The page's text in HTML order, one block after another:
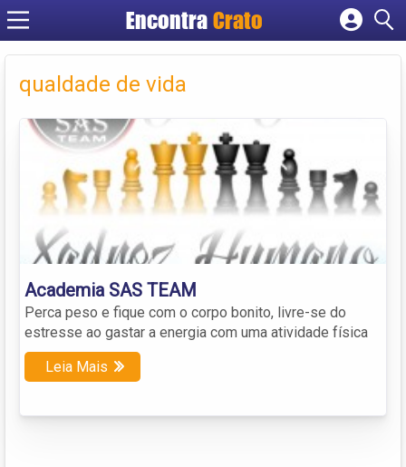
Encontra Crato
Cadastrar empresa
Criar conta
qualdade de vida
Academia SAS TEAM
Perca peso e fique com o corpo bonito, livre-se do
estresse ao gastar a energia com uma atividade física
Leia Mais